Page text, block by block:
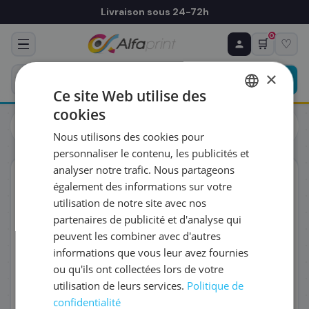
Livraison sous 24-72h
🛒
0
♡
Cartouches
Epson
ORIGINAL
♻ COMMANDE RÉCURRENTE
Prévoyez & économisez
Programmez votre prochain achat — notre équipe
vous prépare un devis personnalisé
RÉFÉRENCE DU PRODUIT
FRÉQUENCE
QUANTITÉ PAR LIVRAISON
DATE DE PREMIÈRE LIVRAISON SOUHAITÉE
×
Ce site Web utilise des
cookies
Nous utilisons des cookies pour
personnaliser le contenu, les publicités et
analyser notre trafic. Nous partageons
également des informations sur votre
utilisation de notre site avec nos
partenaires de publicité et d'analyse qui
peuvent les combiner avec d'autres
informations que vous leur avez fournies
ou qu'ils ont collectées lors de votre
utilisation de leurs services. Politique de
confidentialité